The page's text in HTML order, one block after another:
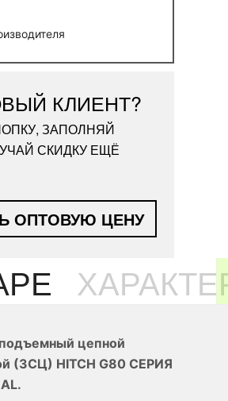
КЛИЕНТ?
ЗАПОЛНЯЙ
СКИДКУ ЕЩЁ
ОПТОВУЮ ЦЕНУ
цепной
(3СЦ) HITCH G80 СЕРИЯ